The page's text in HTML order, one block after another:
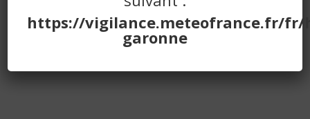
https://vigilance.meteofrance.fr/fr/
garonne